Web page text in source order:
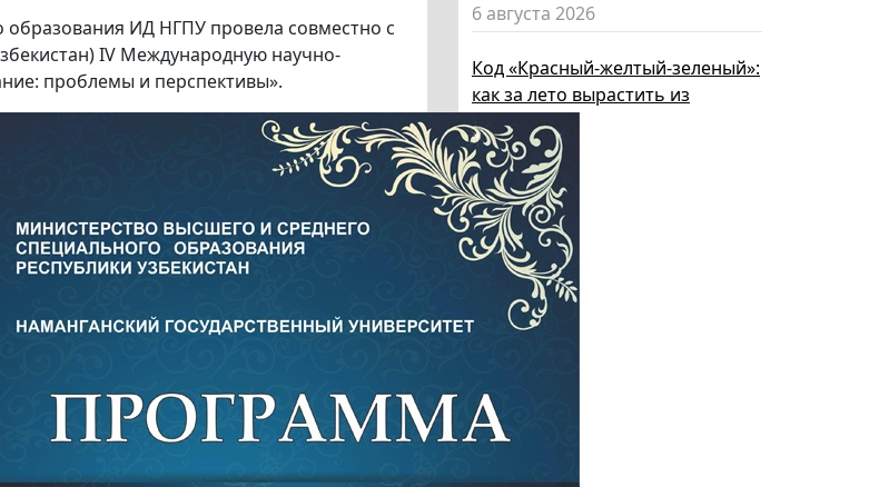
образования ИД НГПУ провела совместно с
IV Международную научно-
проблемы и перспективы».
6 августа 2026
Код «Красный-желтый-зеленый»:
как за лето вырастить из
ребенка эксперта по личной
безопасности
6 августа 2026
Эксперт НГПУ объяснил, как
выбрать «умные» очки и как ими
пользоваться, чтобы не
нарушать закон
5 августа 2026
Директор ИИГСО НГПУ:
региональный компонент курса
«Россия – мои горизонты»